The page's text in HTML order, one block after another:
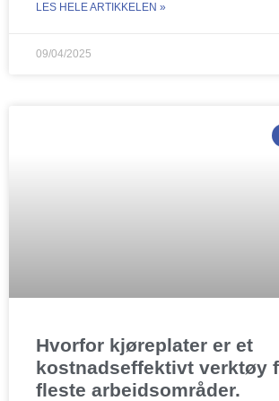
LES HELE ARTIKKELEN »
09/04/2025
Hvorfor kjøreplater er et
kostnadseffektivt verktøy
fleste arbeidsområder.